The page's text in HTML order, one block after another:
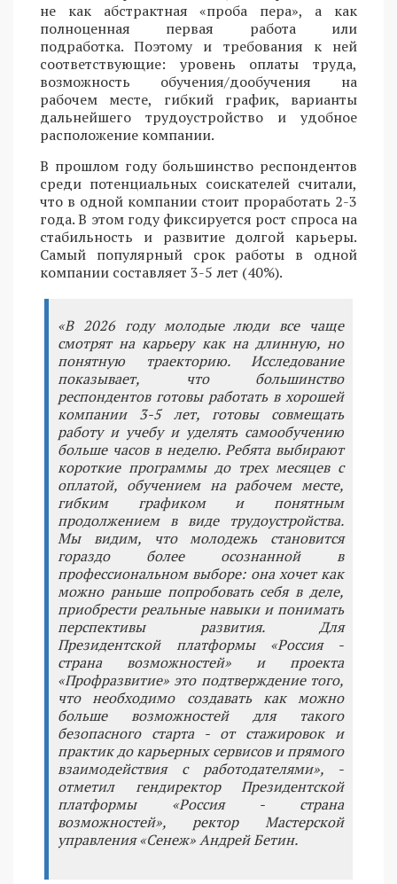
не как абстрактная «проба пера», а как
полноценная первая работа или
подработка. Поэтому и требования к ней
соответствующие: уровень оплаты труда,
возможность обучения/дообучения на
рабочем месте, гибкий график, варианты
дальнейшего трудоустройство и удобное
расположение компании.
В прошлом году большинство респондентов
среди потенциальных соискателей считали,
что в одной компании стоит проработать 2-3
года. В этом году фиксируется рост спроса на
стабильность и развитие долгой карьеры.
Самый популярный срок работы в одной
компании составляет 3-5 лет (40%).
«В 2026 году молодые люди все чаще
смотрят на карьеру как на длинную, но
понятную траекторию. Исследование
показывает, что большинство
респондентов готовы работать в хорошей
компании 3-5 лет, готовы совмещать
работу и учебу и уделять самообучению
больше часов в неделю. Ребята выбирают
короткие программы до трех месяцев с
оплатой, обучением на рабочем месте,
гибким графиком и понятным
продолжением в виде трудоустройства.
Мы видим, что молодежь становится
гораздо более осознанной в
профессиональном выборе: она хочет как
можно раньше попробовать себя в деле,
приобрести реальные навыки и понимать
перспективы развития. Для
Президентской платформы «Россия -
страна возможностей» и проекта
«Профразвитие» это подтверждение того,
что необходимо создавать как можно
больше возможностей для такого
безопасного старта - от стажировок и
практик до карьерных сервисов и прямого
взаимодействия с работодателями», -
отметил гендиректор Президентской
платформы «Россия - страна
возможностей», ректор Мастерской
управления «Сенеж» Андрей Бетин.